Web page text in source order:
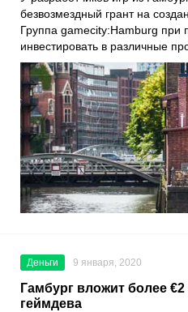
безвозмездный грант на
Группа gamecity:Hamburg при
инвестировать в различные
Деньги 9 января, 2020
Гамбург вложит более
геймдева